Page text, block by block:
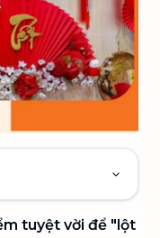
tuyệt vời để "lột